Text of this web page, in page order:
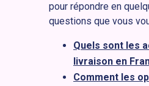
pour répondre en
questions que vous
Quels sont les
livraison en
Comment les